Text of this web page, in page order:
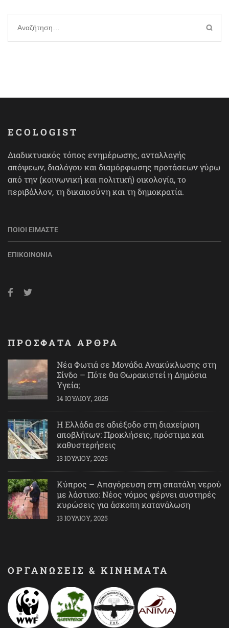
Αναζήτηση
για:
ECOLOGIST
Διαδικτυακός τόπος ενημέρωσης, ανταλλαγής
απόψεων, διαλόγου και διαμόρφωσης προτάσεων γύρω
από την (κοινωνική και πολιτική) οικολογία, το
περιβάλλον, τη δικαιοσύνη και τη δημοκρατία.
ΠΟΙΟΙ ΕΊΜΑΣΤΕ
ΕΠΙΚΟΙΝΩΝΊΑ
ΠΡΟΣΦΑΤΑ ΑΡΘΡΑ
Νέα Φωτιά σε Μονάδα Ανακύκλωσης στη
Σίνδο – Πότε θα Θωρακιστεί η Δημόσια
Υγεία;
14 ΙΟΥΛΊΟΥ, 2025
Η Ελλάδα σε αδιέξοδο στη διαχείριση
αποβλήτων: Προκλήσεις, πρόστιμα και
καθυστερήσεις
13 ΙΟΥΛΊΟΥ, 2025
Κύπρος – Απαγόρευση στη σπατάλη νερού
με λάστιχο: Νέος νόμος φέρνει αυστηρές
κυρώσεις για άσκοπη κατανάλωση
13 ΙΟΥΛΊΟΥ, 2025
ΟΡΓΑΝΩΣΕΙΣ & ΚΙΝΗΜΑΤΑ